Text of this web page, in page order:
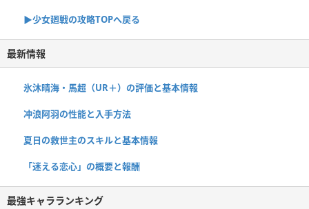
▶︎少女廻戦の攻略TOPへ戻る
最新情報
氷沐晴海・馬超（UR＋）の評価と基本情報
冲浪阿羽の性能と入手方法
夏日の救世主のスキルと基本情報
「迷える恋心」の概要と報酬
最強キャラランキング